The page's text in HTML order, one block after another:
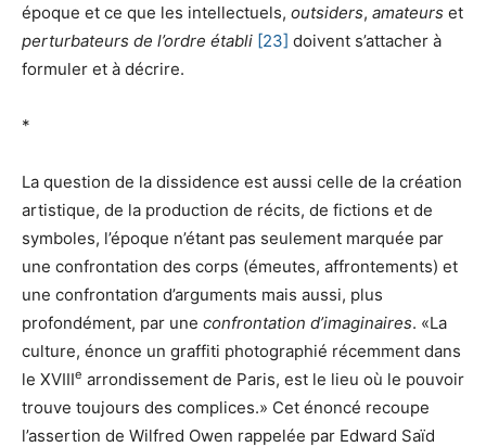
époque et ce que les intellectuels, outsiders, amateurs et
perturbateurs de l’ordre établi [23] doivent s’attacher à
formuler et à décrire.
*
La question de la dissidence est aussi celle de la création
artistique, de la production de récits, de fictions et de
symboles, l’époque n’étant pas seulement marquée par
une confrontation des corps (émeutes, affrontements) et
une confrontation d’arguments mais aussi, plus
profondément, par une confrontation d’imaginaires. «La
culture, énonce un graffiti photographié récemment dans
le XVIIIe arrondissement de Paris, est le lieu où le pouvoir
trouve toujours des complices.» Cet énoncé recoupe
l’assertion de Wilfred Owen rappelée par Edward Saïd